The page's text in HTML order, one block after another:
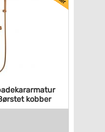
kobber